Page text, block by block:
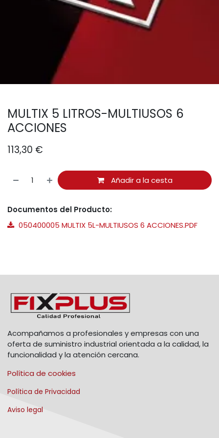
MULTIX 5 LITROS-MULTIUSOS 6
ACCIONES
113,30 €
Añadir a la cesta
Documentos del Producto:
050400005 MULTIX 5L-MULTIUSOS 6 ACCIONES.PDF
Acompañamos a profesionales y empresas con una
oferta de suministro industrial orientada a la calidad, la
funcionalidad y la atención cercana.
Política de cookies
Política de Privacidad
Aviso legal